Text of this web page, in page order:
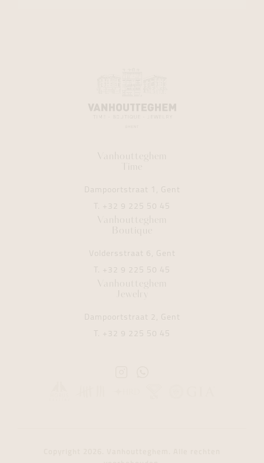
Vanhoutteghem
Time
Dampoortstraat 1, Gent
T. +32 9 225 50 45
Vanhoutteghem
Boutique
Voldersstraat 6, Gent
T. +32 9 225 50 45
Vanhoutteghem
Jewelry
Dampoortstraat 2, Gent
T. +32 9 225 50 45